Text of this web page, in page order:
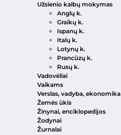
Užsienio kalbų mokymas
Anglų k.
Graikų k.
Ispanų k.
Italų k.
Lotynų k.
Prancūzų k.
Rusų k.
Vadovėliai
Vaikams
Verslas, vadyba, ekonomika
Žemės ūkis
Žinynai, enciklopedijos
Žodynai
Žurnalai